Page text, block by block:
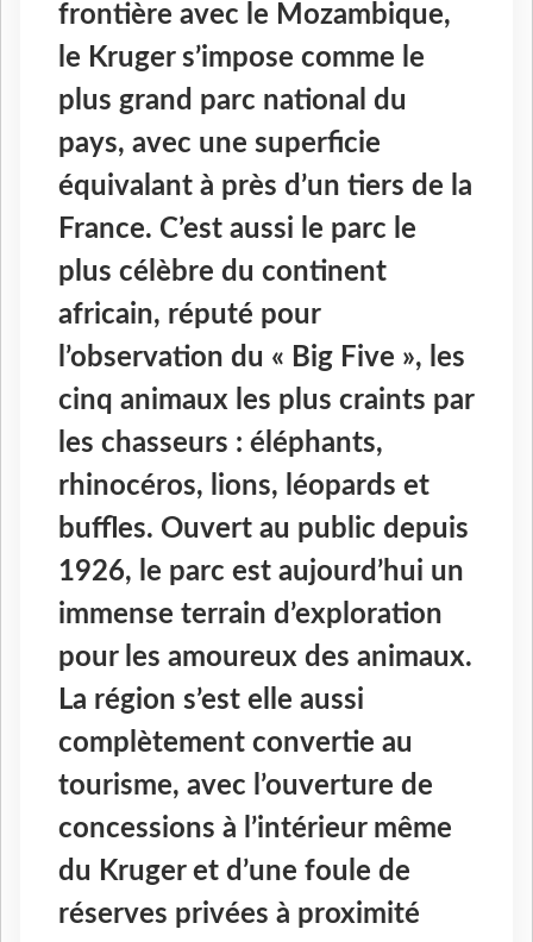
frontière avec le Mozambique,
le Kruger s’impose comme le
plus grand parc national du
pays, avec une superficie
équivalant à près d’un tiers de la
France. C’est aussi le parc le
plus célèbre du continent
africain, réputé pour
l’observation du « Big Five », les
cinq animaux les plus craints par
les chasseurs : éléphants,
rhinocéros, lions, léopards et
buffles. Ouvert au public depuis
1926, le parc est aujourd’hui un
immense terrain d’exploration
pour les amoureux des animaux.
La région s’est elle aussi
complètement convertie au
tourisme, avec l’ouverture de
concessions à l’intérieur même
du Kruger et d’une foule de
réserves privées à proximité